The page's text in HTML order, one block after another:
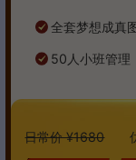
全套梦想成真
50人小班管理
日常价 ¥1680优